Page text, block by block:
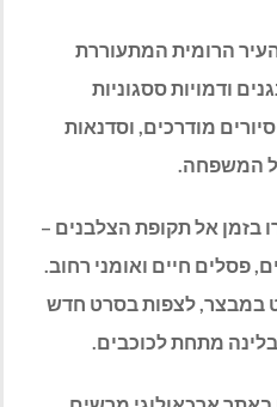
העיר הרומית המתעוררת
ודמויות ססגוניות
מודרכים, וסדנאות
המשפחה.
בזמן אל תקופת הצלבנים –
פסלים חיים ואומני רחוב.
במבצר, לצפות בסרט חדש
מתחת לכוכבים.